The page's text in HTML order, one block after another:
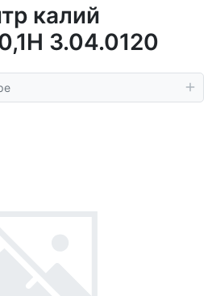
калий
3.04.0120